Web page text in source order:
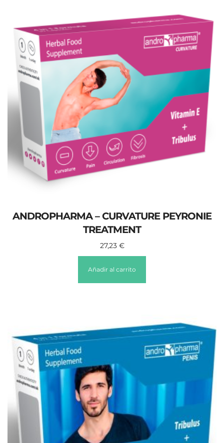
ANDROPHARMA – CURVATURE PEYRONIE
TREATMENT
27,23 €
Añadir al carrito